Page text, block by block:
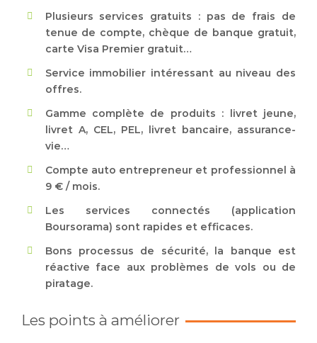
Plusieurs services gratuits : pas de frais de
tenue de compte, chèque de banque gratuit,
carte Visa Premier gratuit…
Service immobilier intéressant au niveau des
offres.
Gamme complète de produits : livret jeune,
livret A, CEL, PEL, livret bancaire, assurance-
vie…
Compte auto entrepreneur et professionnel à
9 € / mois.
Les services connectés (application
Boursorama) sont rapides et efficaces.
Bons processus de sécurité, la banque est
réactive face aux problèmes de vols ou de
piratage.
Les points à améliorer